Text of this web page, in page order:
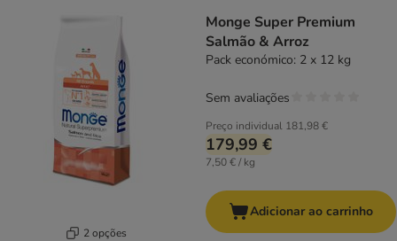
2 opções
Monge Super Premium
Salmão & Arroz
Pack económico: 2 x 12 kg
Preço individual 181,98 €
179,99 €
7,50 € / kg
Sem avaliações
Adicionar ao carrinho